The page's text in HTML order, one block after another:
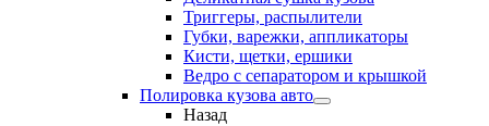
Триггеры, распылители
Губки, варежки, аппликаторы
Кисти, щетки, ершики
Ведро с сепаратором и крышкой
Полировка кузова авто
Назад